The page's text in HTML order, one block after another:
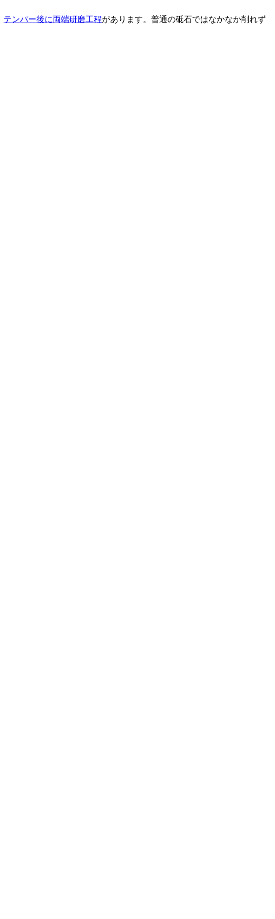
テンパー後に両端研磨工程があります。普通の砥石ではなかなか削れず